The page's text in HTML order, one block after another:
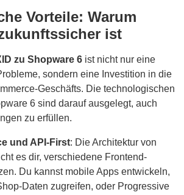
Vorteile: Warum
ist
zu Shopware 6 ist nicht nur eine
sondern eine Investition in die
Geschäfts. Die technologischen
6 sind darauf ausgelegt, auch
zu erfüllen.
und API-First: Die Architektur von
es dir, verschiedene Frontend-
Du kannst mobile Apps entwickeln,
Daten zugreifen, oder Progressive